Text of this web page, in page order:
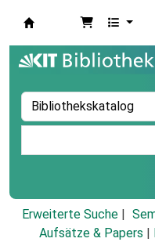
Erweiterte Suche
Aufsätze & Papers